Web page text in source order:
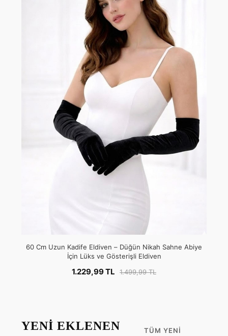
60 Cm Uzun Kadife Eldiven – Düğün Nikah Sahne Abiye
İçin Lüks ve Gösterişli Eldiven
1.229,99 TL 1.499,99 TL
YENİ EKLENEN
TÜM YENI